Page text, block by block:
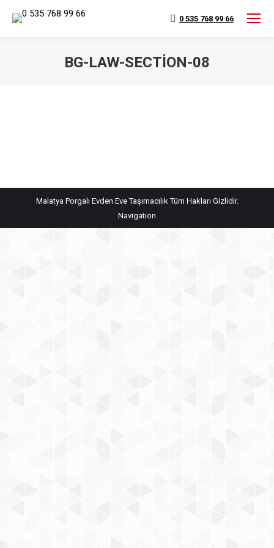
0 535 768 99 66
BG-LAW-SECTION-08
Malatya Porgalı Evden Eve Taşımacılık Tüm Hakları Gizlidir.
Navigation